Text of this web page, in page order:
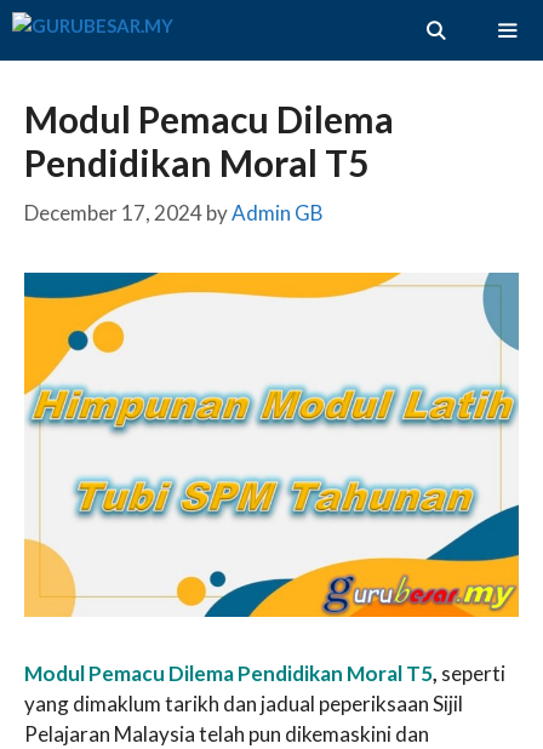
Skip
Modul Pemacu Dilema
Pendidikan Moral T5
December 17, 2024byAdmin GB
Modul Pemacu Dilema Pendidikan Moral T5, seperti
yang dimaklum tarikh dan jadual peperiksaan Sijil
Pelajaran Malaysia telah pun dikemaskini dan